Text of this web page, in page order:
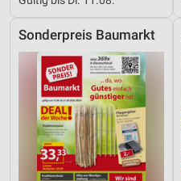
Sonderpreis Baumarkt